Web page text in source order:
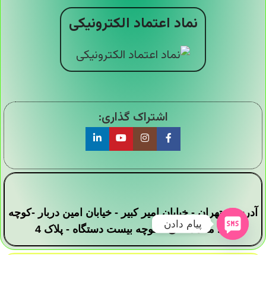
نماد اعتماد الکترونیکی
اشتراک گذاری:
آدرس : تهران - خیابان امیر کبیر - خیابان امین دربار -کوچه
سید محمد علی - کوچه بیست دستگاه - پلاک 4
پیام دادن